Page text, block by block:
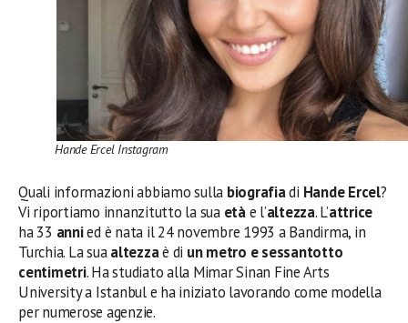
Hande Ercel Instagram
Quali informazioni abbiamo sulla biografiadi Hande Ercel?
Vi riportiamo innanzitutto la sua etàe l’altezza. L’attrice
ha 33 annied è nata il 24 novembre 1993 a Bandirma, in
Turchia. La suaaltezzaè di un metro e sessantotto
centimetri. Ha studiato alla Mimar Sinan Fine Arts
University a Istanbul e ha iniziato lavorando come modella
per numerose agenzie.